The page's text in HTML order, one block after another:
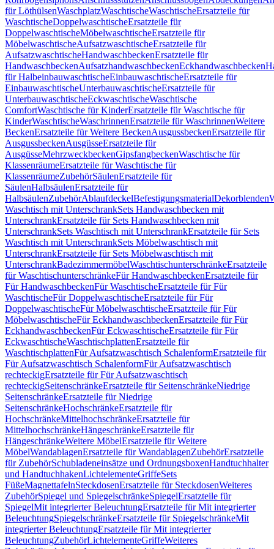
für LöthülsenWaschplatzWaschtischeWaschtischeErsatzteile für
WaschtischeDoppelwaschtischeErsatzteile für
DoppelwaschtischeMöbelwaschtischeErsatzteile für
MöbelwaschtischeAufsatzwaschtischeErsatzteile für
AufsatzwaschtischeHandwaschbeckenErsatzteile für
HandwaschbeckenAufsatzhandwaschbeckenEckhandwaschbecken
für HalbeinbauwaschtischeEinbauwaschtischeErsatzteile für
EinbauwaschtischeUnterbauwaschtischeErsatzteile für
UnterbauwaschtischeEckwaschtischeWaschtische
ComfortWaschtische für KinderErsatzteile für Waschtische für
KinderWaschtischeWaschrinnenErsatzteile für WaschrinnenWeitere
BeckenErsatzteile für Weitere BeckenAusgussbeckenErsatzteile für
AusgussbeckenAusgüsseErsatzteile für
AusgüsseMehrzweckbeckenGipsfangbeckenWaschtische für
KlassenräumeErsatzteile für Waschtische für
KlassenräumeZubehörSäulenErsatzteile für
SäulenHalbsäulenErsatzteile für
HalbsäulenZubehörAblaufdeckelBefestigungsmaterialDekorblenden
Waschtisch mit UnterschrankSets Handwaschbecken mit
UnterschrankErsatzteile für Sets Handwaschbecken mit
UnterschrankSets Waschtisch mit UnterschrankErsatzteile für Sets
Waschtisch mit UnterschrankSets Möbelwaschtisch mit
UnterschrankErsatzteile für Sets Möbelwaschtisch mit
UnterschrankBadezimmermöbelWaschtischunterschränkeErsatzteile
für WaschtischunterschränkeFür HandwaschbeckenErsatzteile für
Für HandwaschbeckenFür WaschtischeErsatzteile für Für
WaschtischeFür DoppelwaschtischeErsatzteile für Für
DoppelwaschtischeFür MöbelwaschtischeErsatzteile für Für
MöbelwaschtischeFür EckhandwaschbeckenErsatzteile für Für
EckhandwaschbeckenFür EckwaschtischeErsatzteile für Für
EckwaschtischeWaschtischplattenErsatzteile für
WaschtischplattenFür Aufsatzwaschtisch SchalenformErsatzteile für
Für Aufsatzwaschtisch SchalenformFür Aufsatzwaschtisch
rechteckigErsatzteile für Für Aufsatzwaschtisch
rechteckigSeitenschränkeErsatzteile für SeitenschränkeNiedrige
SeitenschränkeErsatzteile für Niedrige
SeitenschränkeHochschränkeErsatzteile für
HochschränkeMittelhochschränkeErsatzteile für
MittelhochschränkeHängeschränkeErsatzteile für
HängeschränkeWeitere MöbelErsatzteile für Weitere
MöbelWandablagenErsatzteile für WandablagenZubehörErsatzteile
für ZubehörSchubladeneinsätze und OrdnungsboxenHandtuchhalter
und HandtuchhakenLichtelementeGriffeSets
FüßeMagnettafelnSteckdosenErsatzteile für SteckdosenWeiteres
ZubehörSpiegel und SpiegelschränkeSpiegelErsatzteile für
SpiegelMit integrierter BeleuchtungErsatzteile für Mit integrierter
BeleuchtungSpiegelschränkeErsatzteile für SpiegelschränkeMit
integrierter BeleuchtungErsatzteile für Mit integrierter
BeleuchtungZubehörLichtelementeGriffeWeiteres